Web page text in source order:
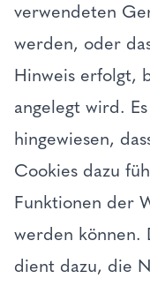
verwendeten
werden, oder
Hinweis erfolgt,
angelegt wird.
hingewiesen,
Cookies dazu
Funktionen der
werden können.
dient dazu, die